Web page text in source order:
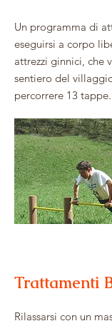
Un programma di
eseguirsi a corpo
attrezzi ginnici, che
sentiero del
percorrere 13 tappe.
Trattamenti
Rilassarsi con un